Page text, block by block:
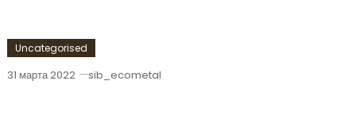
Uncategorised
31 марта 2022 sib_ecometal